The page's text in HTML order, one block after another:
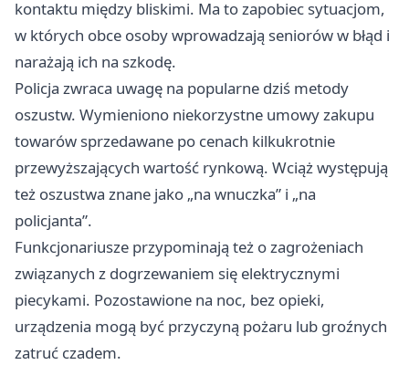
kontaktu między bliskimi. Ma to zapobiec sytuacjom,
w których obce osoby wprowadzają seniorów w błąd i
narażają ich na szkodę.
Policja zwraca uwagę na popularne dziś metody
oszustw. Wymieniono niekorzystne umowy zakupu
towarów sprzedawane po cenach kilkukrotnie
przewyższających wartość rynkową. Wciąż występują
też oszustwa znane jako „na wnuczka” i „na
policjanta”.
Funkcjonariusze przypominają też o zagrożeniach
związanych z dogrzewaniem się elektrycznymi
piecykami. Pozostawione na noc, bez opieki,
urządzenia mogą być przyczyną pożaru lub groźnych
zatruć czadem.